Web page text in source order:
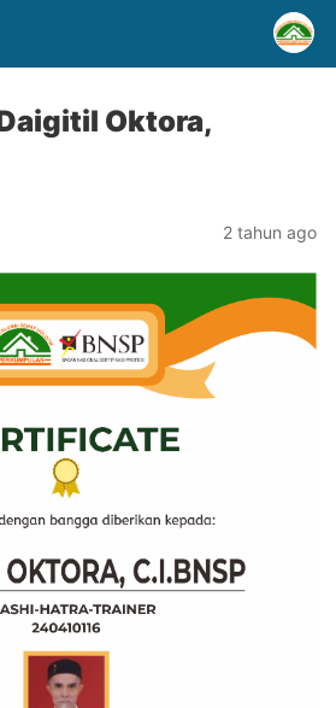
Oktora,
2 tahun ago